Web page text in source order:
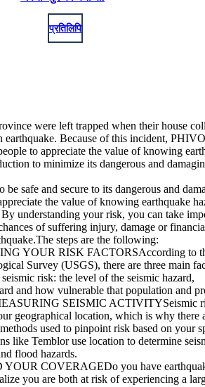
प्रतिलिपि
were left trapped when their house
earthquake. Because of this incident,
to appreciate the value of knowing
to minimize its dangerous and
be safe and secure to its dangerous and
the value of knowing earthquake
understanding your risk, you can take
of suffering injury, damage or
steps are the following:
YOUR RISK FACTORSAccording to
Survey (USGS), there are three main
risk: the level of the seismic hazard,
and how vulnerable that population and
SEISMIC ACTIVITYSeismic
geographical location, which is why there
used to pinpoint risk based on your
like Temblor use location to determine
flood hazards.
COVERAGEDo you have
you are both at risk of experiencing a